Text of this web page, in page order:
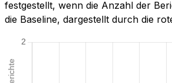
festgestellt, wenn die Anzahl der
die Baseline, dargestellt durch die